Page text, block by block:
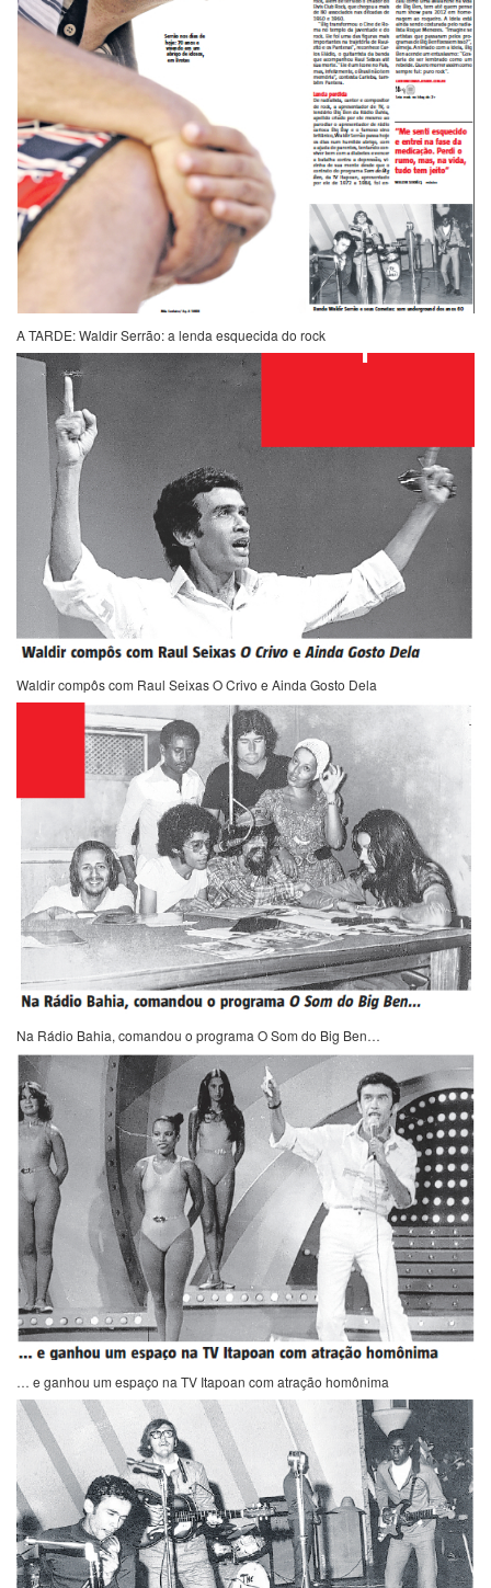
A TARDE: Waldir Serrão: a lenda esquecida do rock
Waldir compôs com Raul Seixas O Crivo e Ainda Gosto Dela
Na Rádio Bahia, comandou o programa O Som do Big Ben…
… e ganhou um espaço na TV Itapoan com atração homônima